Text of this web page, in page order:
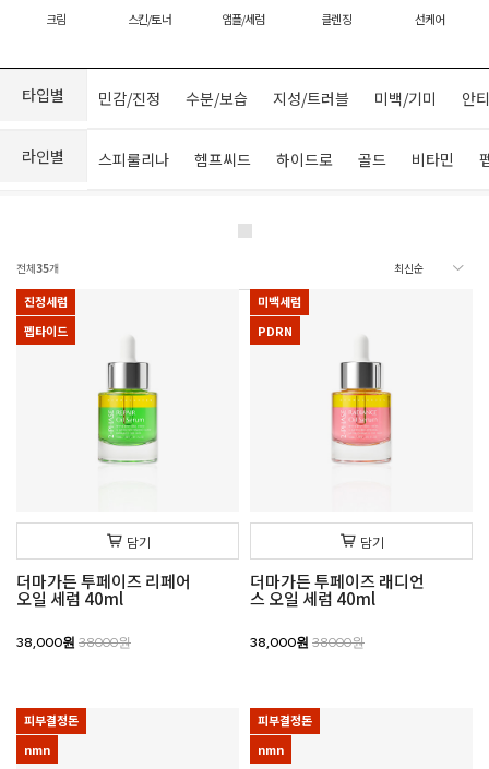
크림 스킨/토너 앰플/세럼 클렌징 선케어
타입별 민감/진정 수분/보습 지성/트러블 미백/기미 안
라인별 스피룰리나 헴프씨드 하이드로 골드 비타민
전체35개
진정세럼
펩타이드
담기
더마가든 투페이즈 리페어
오일 세럼 40ml
38,000원 38000원
미백세럼
PDRN
담기
더마가든 투페이즈 래디언
스 오일 세럼 40ml
38,000원 38000원
피부결정돈
nmn
피부결정돈
nmn